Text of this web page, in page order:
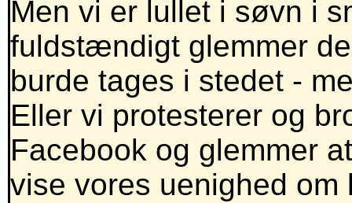
Men vi er lullet i søvn i
fuldstændigt glemmer
burde tages i stedet -
Eller vi protesterer og
Facebook og glemmer
vise vores uenighed